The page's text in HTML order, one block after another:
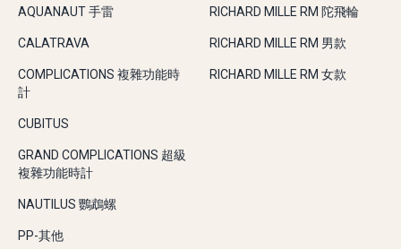
AQUANAUT 手雷
CALATRAVA
COMPLICATIONS 複雜功能時
計
CUBITUS
GRAND COMPLICATIONS 超級
複雜功能時計
NAUTILUS 鸚鵡螺
PP-其他
RICHARD MILLE RM 陀飛輪
RICHARD MILLE RM 男款
RICHARD MILLE RM 女款